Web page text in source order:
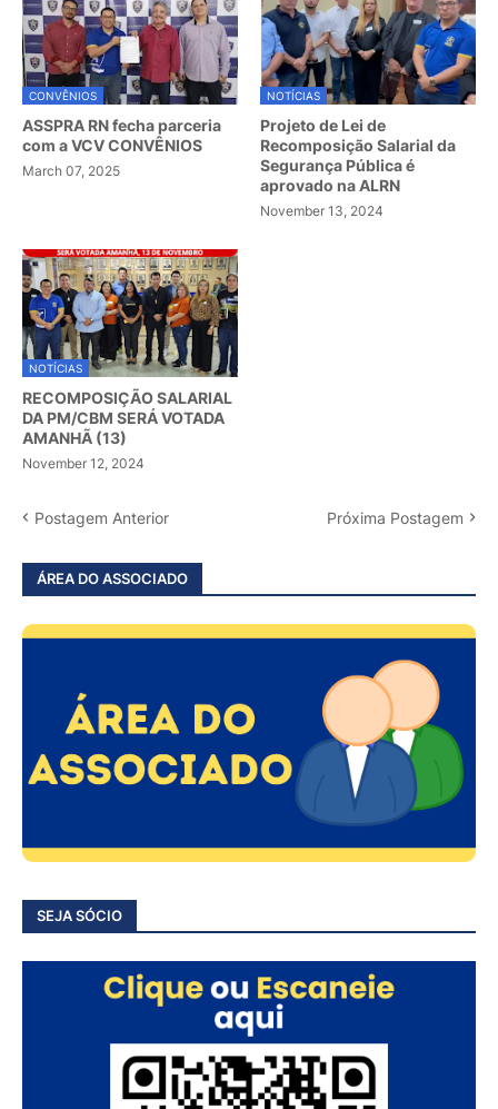
CONVÊNIOS
ASSPRA RN fecha parceria
com a VCV CONVÊNIOS
March 07, 2025
NOTÍCIAS
Projeto de Lei de
Recomposição Salarial da
Segurança Pública é
aprovado na ALRN
November 13, 2024
NOTÍCIAS
RECOMPOSIÇÃO SALARIAL
DA PM/CBM SERÁ VOTADA
AMANHÃ (13)
November 12, 2024
Postagem Anterior Próxima Postagem
ÁREA DO ASSOCIADO
SEJA SÓCIO